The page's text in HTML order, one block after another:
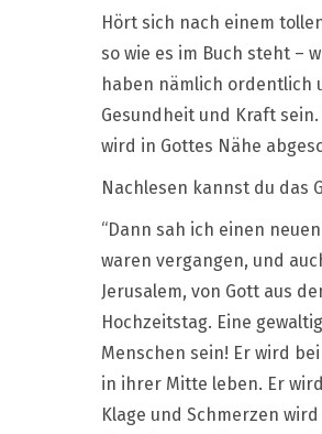
Hört sich nach einem
so wie es im Buch steht –
haben nämlich ordentlich
Gesundheit und Kraft
wird in Gottes Nähe
Nachlesen kannst du das
“Dann sah ich einen
waren vergangen, und
Jerusalem, von Gott aus
Hochzeitstag. Eine
Menschen sein! Er wird
in ihrer Mitte leben. Er
Klage und Schmerzen